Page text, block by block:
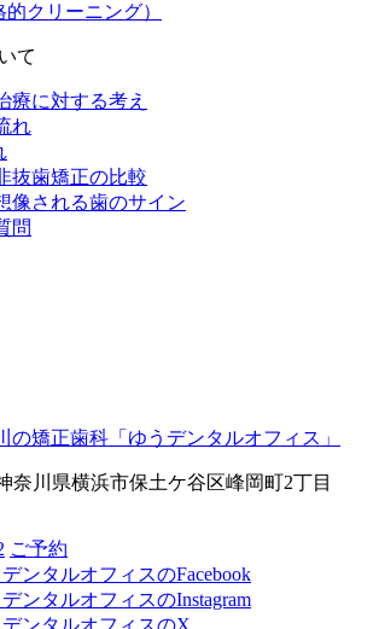
クリーニング）
て
療に対する考え
れ
抜歯矯正の比較
像される歯のサイン
問
奈川県横浜市保土ケ谷区峰岡町2丁目
ご予約